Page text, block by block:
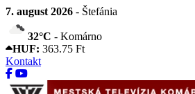
7. august 2026 - Štefánia
32°C - Komárno
HUF: 363.75 Ft
Kontakt